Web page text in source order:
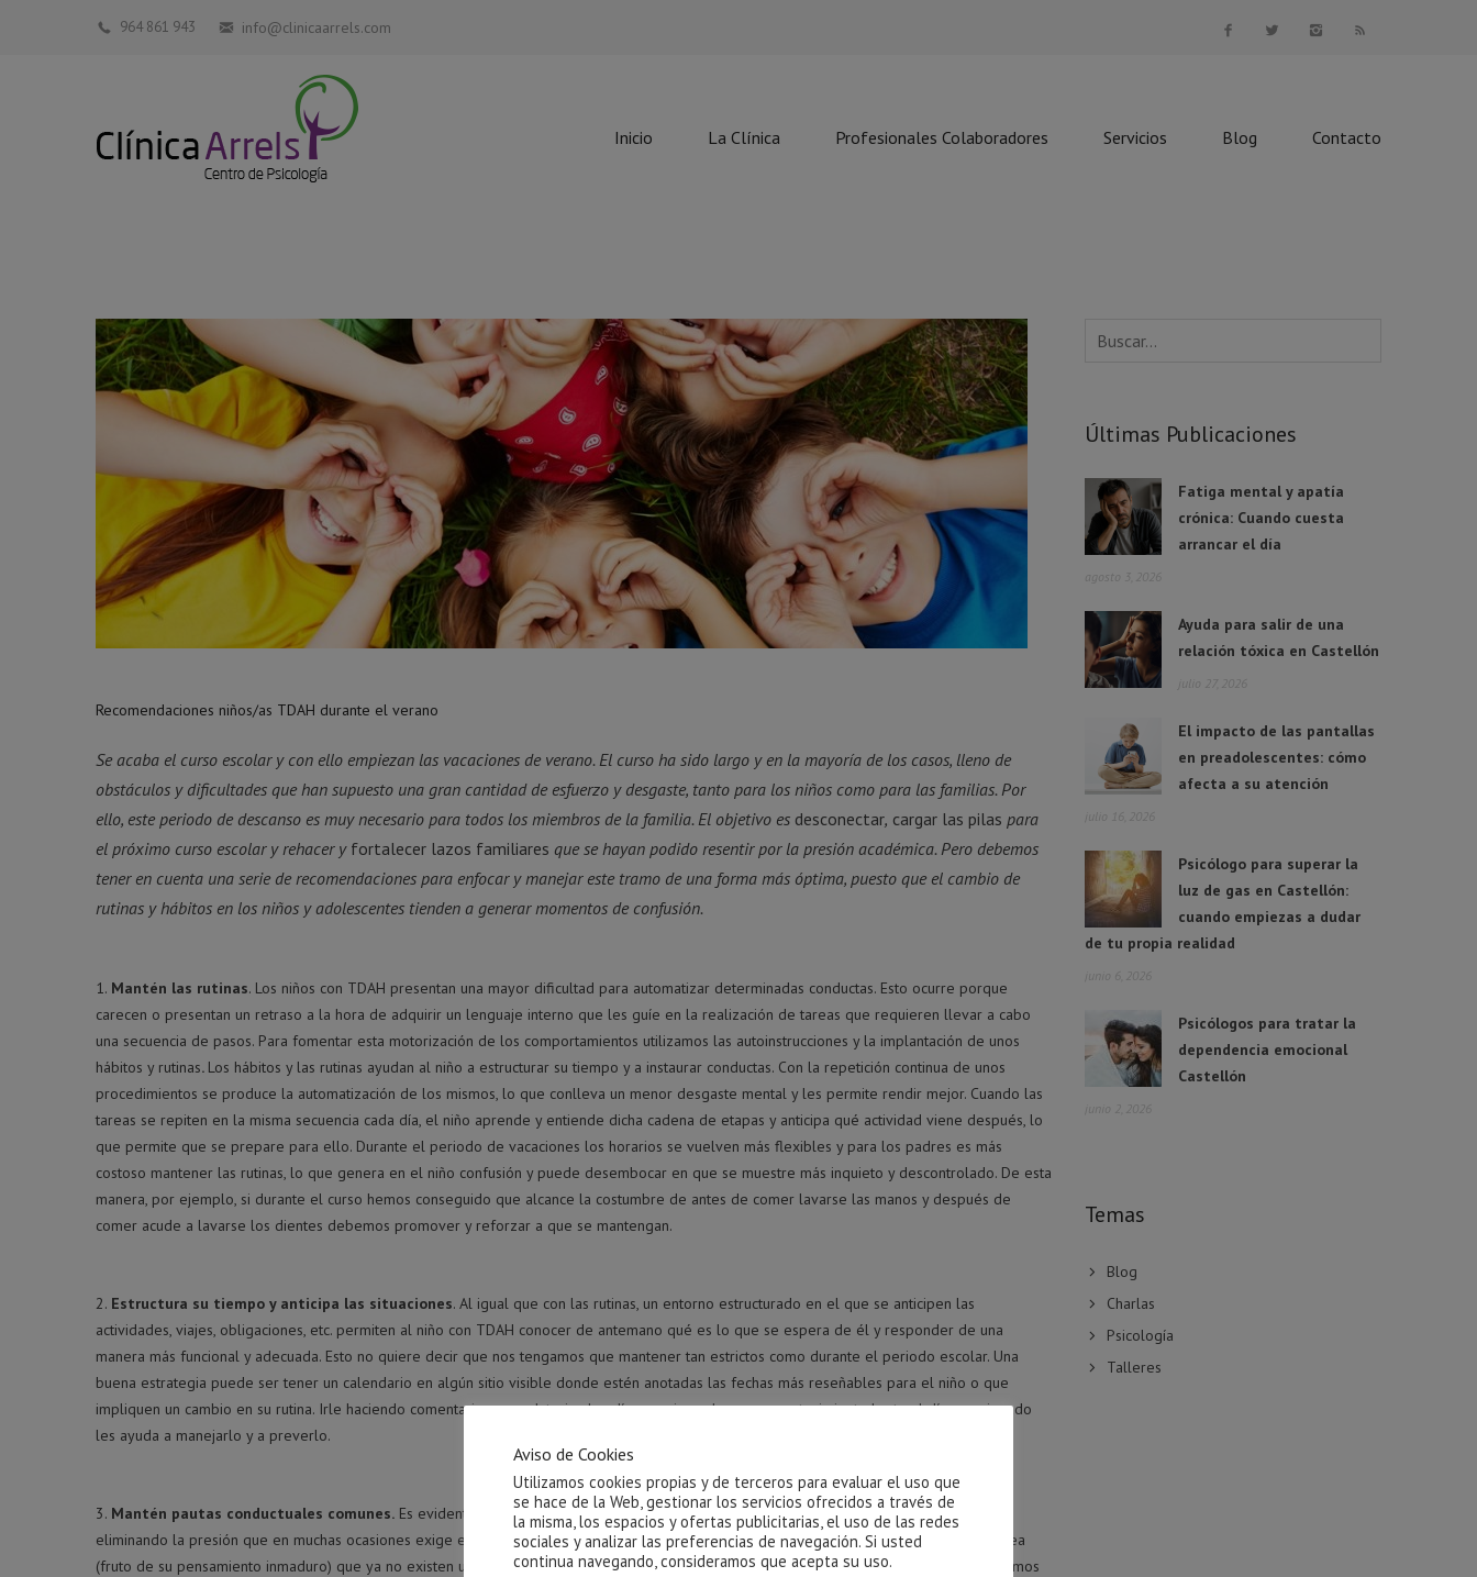
964 861 943 info@clinicaarrels.com
Inicio La Clínica Profesionales Colaboradores Servicios Blog Contacto
Recomendaciones niños/as TDAH durante el verano
Se acaba el curso escolar y con ello empiezan las vacaciones de verano. El curso ha sido largo y en la mayoría de los casos, lleno de
obstáculos y dificultades que han supuesto una gran cantidad de esfuerzo y desgaste, tanto para los niños como para las familias. Por
ello, este periodo de descanso es muy necesario para todos los miembros de la familia. El objetivo es desconectar, cargar las pilas para
el próximo curso escolar y rehacer y fortalecer lazos familiares que se hayan podido resentir por la presión académica. Pero debemos
tener en cuenta una serie de recomendaciones para enfocar y manejar este tramo de una forma más óptima, puesto que el cambio de
rutinas y hábitos en los niños y adolescentes tienden a generar momentos de confusión.
Mantén las rutinas. Los niños con TDAH presentan una mayor dificultad para automatizar determinadas conductas. Esto ocurre porque
carecen o presentan un retraso a la hora de adquirir un lenguaje interno que les guíe en la realización de tareas que requieren llevar a cabo
una secuencia de pasos. Para fomentar esta motorización de los comportamientos utilizamos las autoinstrucciones y la implantación de unos
hábitos y rutinas. Los hábitos y las rutinas ayudan al niño a estructurar su tiempo y a instaurar conductas. Con la repetición continua de unos
procedimientos se produce la automatización de los mismos, lo que conlleva un menor desgaste mental y les permite rendir mejor. Cuando las
tareas se repiten en la misma secuencia cada día, el niño aprende y entiende dicha cadena de etapas y anticipa qué actividad viene después, lo
que permite que se prepare para ello. Durante el periodo de vacaciones los horarios se vuelven más flexibles y para los padres es más
costoso mantener las rutinas, lo que genera en el niño confusión y puede desembocar en que se muestre más inquieto y descontrolado. De esta
manera, por ejemplo, si durante el curso hemos conseguido que alcance la costumbre de antes de comer lavarse las manos y después de
comer acude a lavarse los dientes debemos promover y reforzar a que se mantengan.
Estructura su tiempo y anticipa las situaciones. Al igual que con las rutinas, un entorno estructurado en el que se anticipen las
actividades, viajes, obligaciones, etc. permiten al niño con TDAH conocer de antemano qué es lo que se espera de él y responder de una
manera más funcional y adecuada. Esto no quiere decir que nos tengamos que mantener tan estrictos como durante el periodo escolar. Una
buena estrategia puede ser tener un calendario en algún sitio visible donde estén anotadas las fechas más reseñables para el niño o que
impliquen un cambio en su rutina. Irle haciendo comentarios recordatorios los días previos sobre ese acontecimiento hasta el día mencionado
les ayuda a manejarlo y a preverlo.
Mantén pautas conductuales comunes. Es evidente que el periodo de vacaciones debemos mantener un ambiente más distendido,
eliminando la presión que en muchas ocasiones exige el curso académico. Pero en algunas ocasiones esto puede conllevar que el niño crea
(fruto de su pensamiento inmaduro) que ya no existen unas mínimas normas de conductas, o que aquellos comportamientos que consideramos
Últimas Publicaciones
Fatiga mental y apatía
crónica: Cuando cuesta
arrancar el día
agosto 3, 2026
Ayuda para salir de una
relación tóxica en Castellón
julio 27, 2026
El impacto de las pantallas
en preadolescentes: cómo
afecta a su atención
julio 16, 2026
Psicólogo para superar la
luz de gas en Castellón:
cuando empiezas a dudar
de tu propia realidad
junio 6, 2026
Psicólogos para tratar la
dependencia emocional
Castellón
junio 2, 2026
Temas
Blog
Charlas
Psicología
Talleres
Aviso de Cookies
Utilizamos cookies propias y de terceros para evaluar el uso que
se hace de la Web, gestionar los servicios ofrecidos a través de
la misma, los espacios y ofertas publicitarias, el uso de las redes
sociales y analizar las preferencias de navegación. Si usted
continua navegando, consideramos que acepta su uso.